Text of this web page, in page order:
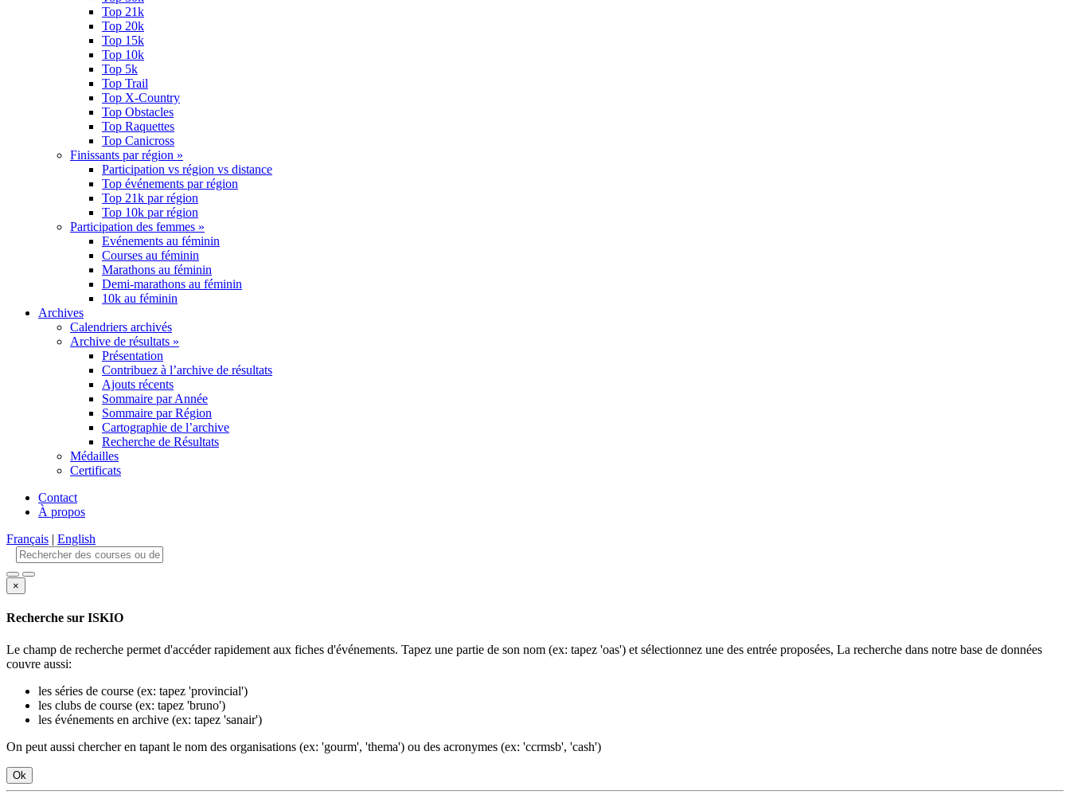
Top 21k
Top 20k
Top 15k
Top 10k
Top 5k
Top Trail
Top X-Country
Top Obstacles
Top Raquettes
Top Canicross
Finissants par région »
Participation vs région vs distance
Top événements par région
Top 21k par région
Top 10k par région
Participation des femmes »
Evénements au féminin
Courses au féminin
Marathons au féminin
Demi-marathons au féminin
10k au féminin
Archives
Calendriers archivés
Archive de résultats »
Présentation
Contribuez à l’archive de résultats
Ajouts récents
Sommaire par Année
Sommaire par Région
Cartographie de l’archive
Recherche de Résultats
Médailles
Certificats
Contact
À propos
Français | English
×
Recherche sur ISKIO
Le champ de recherche permet d'accéder rapidement aux fiches d'événements. Tapez une partie de son nom (ex: tapez 'oas') et sélectionnez une des entrée proposées, La recherche dans notre base de données
couvre aussi:
les séries de course (ex: tapez 'provincial')
les clubs de course (ex: tapez 'bruno')
les événements en archive (ex: tapez 'sanair')
On peut aussi chercher en tapant le nom des organisations (ex: 'gourm', 'thema') ou des acronymes (ex: 'ccrmsb', 'cash')
Ok